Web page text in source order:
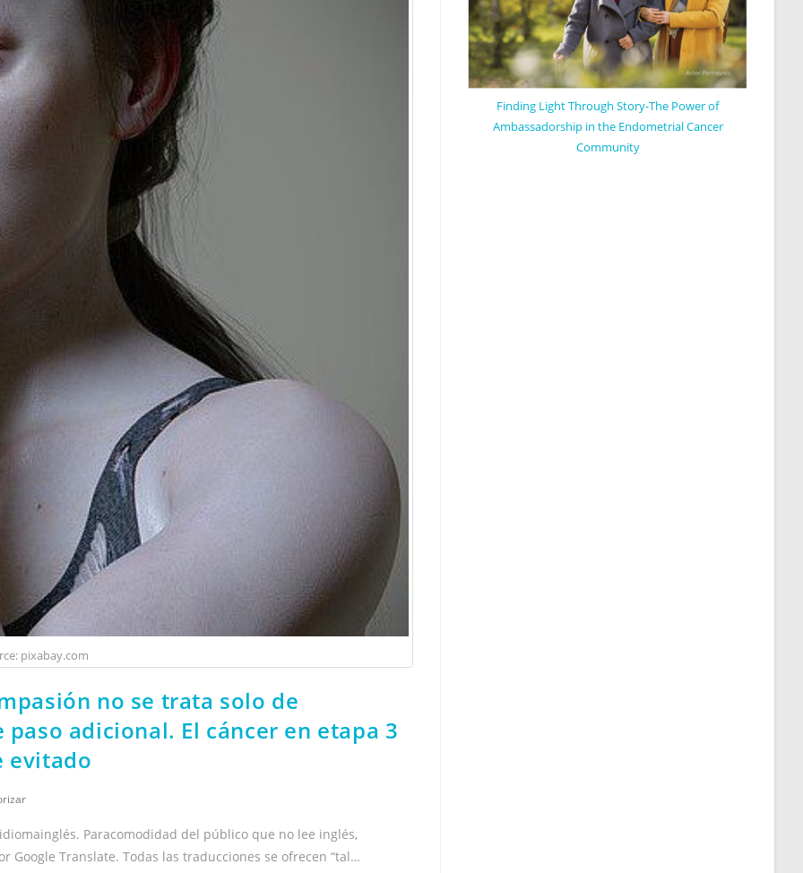
pixabay.com
no se trata solo de
adicional. El cáncer en etapa 3
evitado
Paracomodidad del público que no lee inglés,
Translate. Todas las traducciones se ofrecen “tal…
Finding Light Through Story-The Power of
Ambassadorship in the Endometrial Cancer
Community